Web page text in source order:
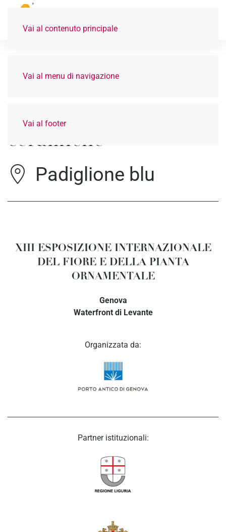
Vai al contenuto principale
Vai al menu di navigazione
Vai al footer
Chiaudani Silvana
ceramiche
Padiglione blu
XIII ESPOSIZIONE INTERNAZIONALE
DEL FIORE E DELLA PIANTA
ORNAMENTALE
Genova
Waterfront di Levante
Organizzata da:
Partner istituzionali: